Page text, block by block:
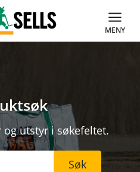
MENY
utstyr i søkefeltet.
Søk